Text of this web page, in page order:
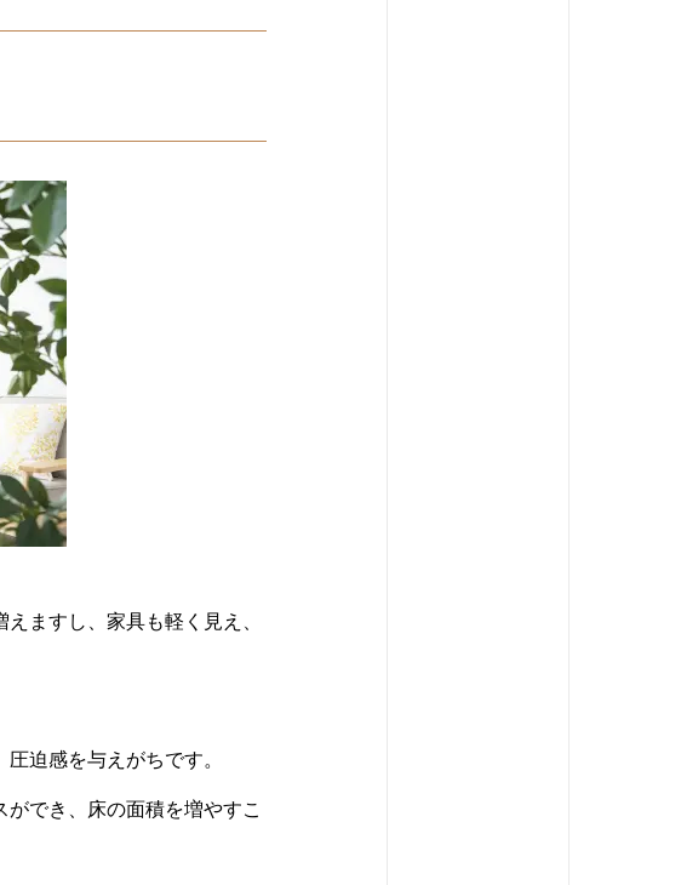
ますし、家具も軽く見え、
迫感を与えがちです。
でき、床の面積を増やすこ